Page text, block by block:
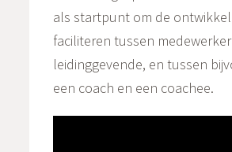
als startpunt om de
faciliteren tussen
leidinggevende, en tussen
een coach en een coachee.